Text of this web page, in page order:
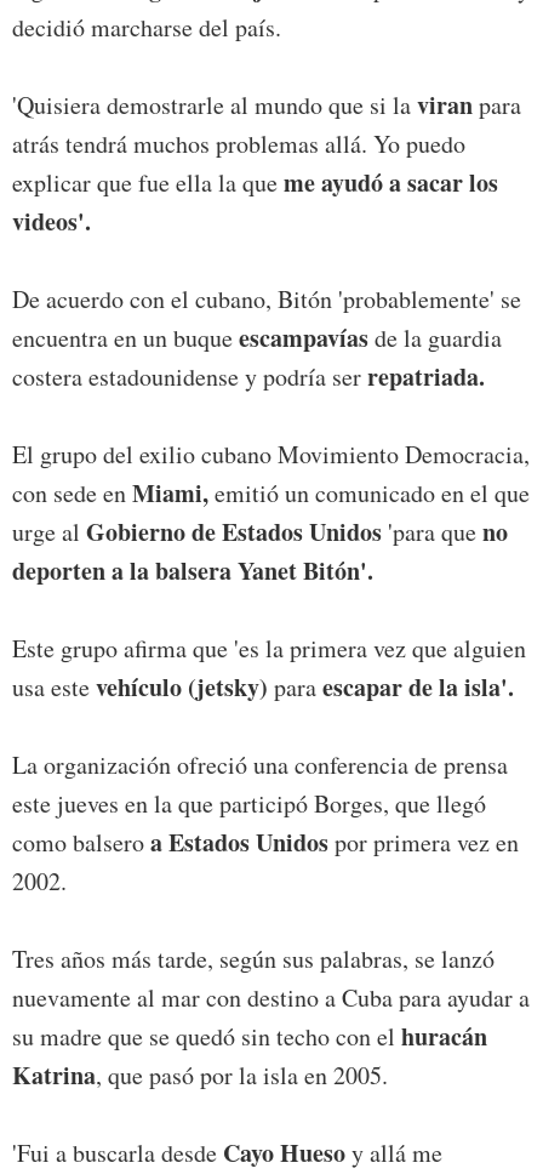
decidió marcharse del país.
'Quisiera demostrarle al mundo que si laviranpara
atrás tendrá muchos problemas allá. Yo puedo
explicar que fue ella la queme ayudó a sacar los
videos'.
De acuerdo con el cubano, Bitón 'probablemente' se
encuentra en un buqueescampavíasde la guardia
costera estadounidense y podría serrepatriada.
El grupo del exilio cubano Movimiento Democracia,
con sede enMiami,emitió un comunicado en el que
urge al Gobierno de Estados Unidos 'para queno
deporten a la balsera Yanet Bitón'.
Este grupo afirma que 'es la primera vez que alguien
usa estevehículo (jetsky) paraescapar de la isla'.
La organización ofreció una conferencia de prensa
este jueves en la que participó Borges, que llegó
como balseroa Estados Unidospor primera vez en
2002.
Tres años más tarde, según sus palabras, se lanzó
nuevamente al mar con destino a Cuba para ayudar a
su madre que se quedó sin techo con el huracán
Katrina, que pasó por la isla en 2005.
'Fui a buscarla desde Cayo Huesoy allá me